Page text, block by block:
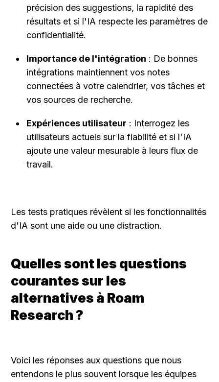
précision des suggestions, la rapidité des
résultats et si l'IA respecte les paramètres de
confidentialité.
Importance de l'intégration : De bonnes
intégrations maintiennent vos notes
connectées à votre calendrier, vos tâches et
vos sources de recherche.
Expériences utilisateur : Interrogez les
utilisateurs actuels sur la fiabilité et si l'IA
ajoute une valeur mesurable à leurs flux de
travail.
Les tests pratiques révèlent si les fonctionnalités
d'IA sont une aide ou une distraction.
Quelles sont les questions
courantes sur les
alternatives à Roam
Research ?
Voici les réponses aux questions que nous
entendons le plus souvent lorsque les équipes